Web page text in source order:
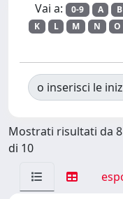
Vai a: 0-9 A B
K
L M N O
o inserisci le
Mostrati risultati da
di 10